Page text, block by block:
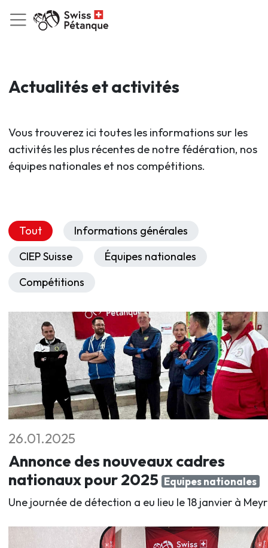
Actualités et activités
Vous trouverez ici toutes les informations sur les
activités les plus récentes de notre fédération, nos
équipes nationales et nos compétitions.
Tout
Informations générales
CIEP Suisse
Équipes nationales
Compétitions
26.01.2025
Annonce des nouveaux cadres
nationaux pour 2025 Equipes nationales
Une journée de détection a eu lieu le 18 janvier à